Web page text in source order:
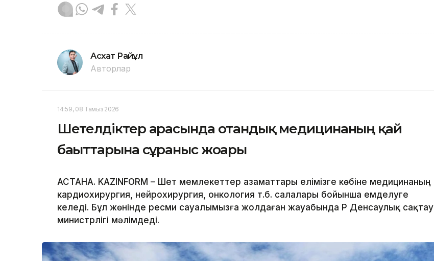
Асхат Райқұл
Авторлар
14:59, 08 Тамыз 2026
Шетелдіктер арасында отандық медицинаның қай
бағыттарына сұраныс жоғары
АСТАНА. KAZINFORM – Шет мемлекеттер азаматтары елімізге көбіне медицинаның
кардиохирургия, нейрохирургия, онкология т.б. салалары бойынша емделуге
келеді. Бұл жөнінде ресми сауалымызға жолдаған жауабында ҚР Денсаулық сақтау
министрлігі мәлімдеді.